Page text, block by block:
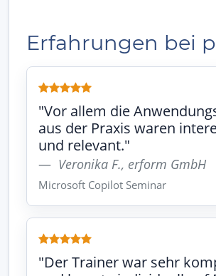
Erfahrungen bei
"Vor allem die
aus der Praxis waren
und relevant."
Veronika F., erform GmbH
Microsoft Copilot Seminar
"Der Trainer war sehr